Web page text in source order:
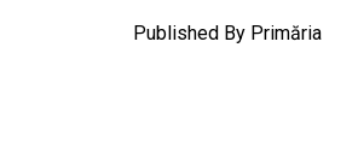
Published By Primăria